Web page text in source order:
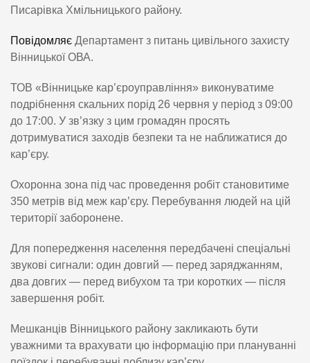
Писарівка Хмільницького району.
Повідомляє Департамент з питань цивільного захисту
Вінницької ОВА.
ТОВ «Вінницьке кар’єроуправління» виконуватиме
подрібнення скальних порід 26 червня у період з 09:00
до 17:00. У зв’язку з цим громадян просять
дотримуватися заходів безпеки та не наближатися до
кар’єру.
Охоронна зона під час проведення робіт становитиме
350 метрів від меж кар’єру. Перебування людей на цій
території заборонене.
Для попередження населення передбачені спеціальні
звукові сигнали: один довгий — перед заряджанням,
два довгих — перед вибухом та три коротких — після
завершення робіт.
Мешканців Вінницького району закликають бути
уважними та врахувати цю інформацію при плануванні